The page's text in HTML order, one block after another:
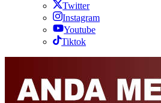
Twitter
Instagram
Youtube
Tiktok